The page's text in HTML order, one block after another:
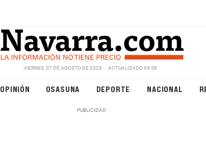
VIERNES, 07 DE AGOSTO DE 2026 ACTUALIZADO 09:58
OPINIÓN OSASUNA DEPORTE NACIONAL